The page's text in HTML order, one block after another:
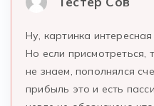
Ну, картинка
Но если присмотреться,
не знаем, пополнялся
прибыль это и есть